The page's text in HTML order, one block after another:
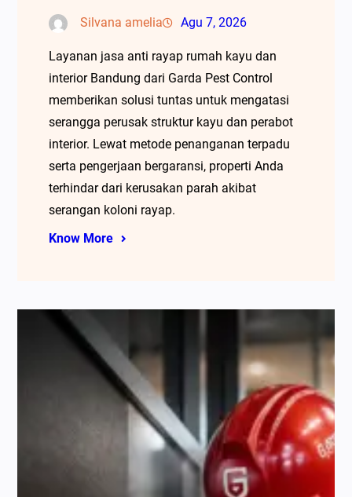
Silvana amelia Agu 7, 2026
Layanan jasa anti rayap rumah kayu dan
interior Bandung dari Garda Pest Control
memberikan solusi tuntas untuk mengatasi
serangga perusak struktur kayu dan perabot
interior. Lewat metode penanganan terpadu
serta pengerjaan bergaransi, properti Anda
terhindar dari kerusakan parah akibat
serangan koloni rayap.
Know More